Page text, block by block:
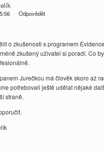
Odpovědět
o zkušenosti s programem
zkušený uživatel si poradí. Co
Jurečkou má člověk skoro až
potřebovali ještě udělat nějaké
straně.